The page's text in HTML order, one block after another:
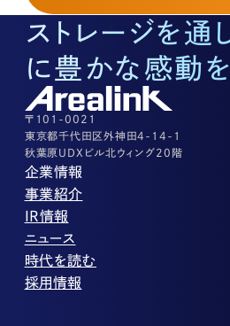
03-3526-8574
底地に関するお問い合わせ
03-3526-8572
株式に関するお問い合わせ
03-3526-8556
その他上記に当てはまらない案
03-3526-8556
ストレージを通
に豊かな感動を
〒101-0021
東京都千代田区外神田4-14-1
秋葉原UDXビル北ウィング20階
企業情報
代表メッセージ
企業理念
会社概要
役員紹介
沿革
コーポレートガバナンス
事業紹介
ストレージ事業
パートナー制度
ストレージライフ
土地権利整備事業
オフィス事業
アセット事業
IR情報
IRカレンダー
中期経営計画
事業等のリスク
ニュース
PR
IR
時代を読む
投稿一覧
採用情報